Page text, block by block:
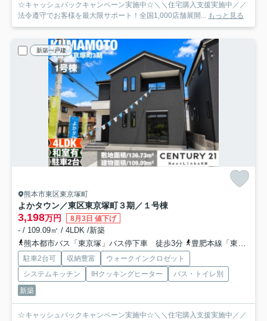
☆キャッシュバックキャンペーン実施中☆＼＼住宅購入支援実施中／／
法令遵守でお客様を最大限サポート！全国1,000店舗展開... もっと見る
新築一戸建
熊本市東区東京塚町
よかタウン／東区東京塚町３期／１号棟
3,198万円 8月3日 値下げ
- / 109.09㎡ / 4LDK /新築
熊本都市バス「東京塚」バス停下車 徒歩3分
豊肥本線「東海学園前」駅 徒歩33分
駐車2台可 収納豊富
ウォークインクロゼット
システムキッチン
IHクッキングヒーター
バス・トイレ別
新築
☆キャッシュバックキャンペーン実施中☆＼＼住宅購入支援実施中／／